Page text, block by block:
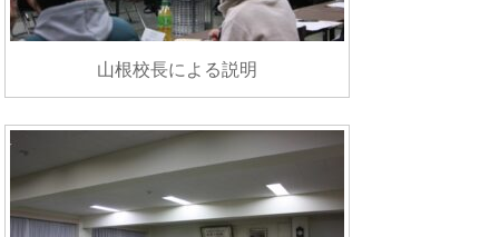
山根校長による説明